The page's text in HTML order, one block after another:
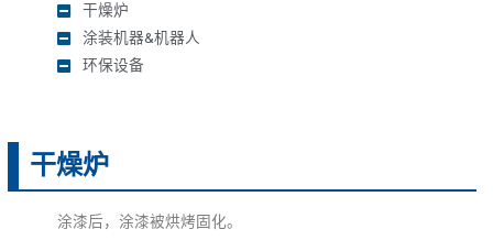
干燥炉
涂装机器&机器人
环保设备
干燥炉
涂漆后，涂漆被烘烤固化。